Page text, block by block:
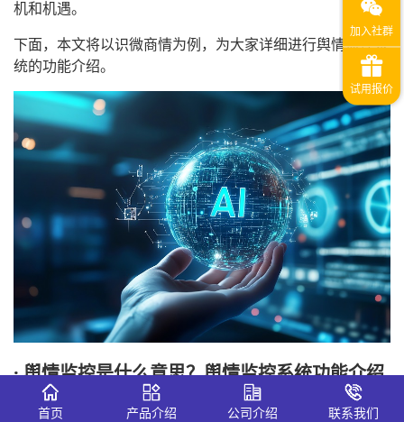
机和机遇。
下面，本文将以识微商情为例，为大家详细进行舆情监控系
统的功能介绍。
· 舆情监控是什么意思？舆情监控系统功能介绍
一、全域信息秒级捕捉：打破信息壁垒
首页 产品介绍 公司介绍 联系我们